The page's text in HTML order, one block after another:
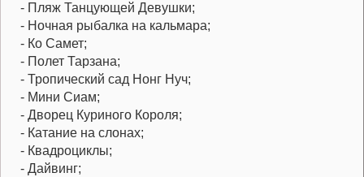
- Пляж Танцующей Девушки;
- Ночная рыбалка на кальмара;
- Ко Самет;
- Полет Тарзана;
- Тропический сад Нонг Нуч;
- Мини Сиам;
- Дворец Куриного Короля;
- Катание на слонах;
- Квадроциклы;
- Дайвинг;